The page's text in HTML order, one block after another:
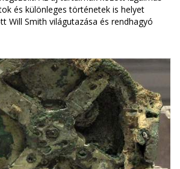
és különleges történetek is helyet
Will Smith világutazása és rendhagyó